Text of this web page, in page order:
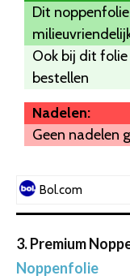
Dit
Ook bij dit
bestellen
Nadelen:
Geen nadelen
Bol.com
3. Premium
Noppenfolie